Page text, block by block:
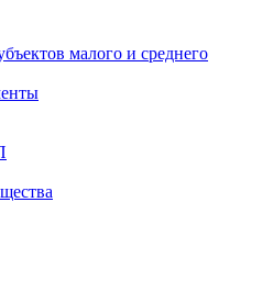
малого и среднего